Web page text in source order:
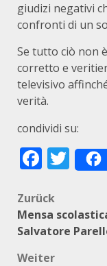
giudizi negativi
confronti di un
Se tutto ciò non
corretto e
televisivo
verità.
condividi su:
Zurück
Mensa
Salvatore
Weiter